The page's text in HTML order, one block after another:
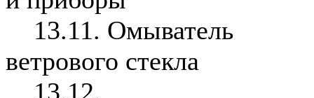
13.11. Омыватель
ветрового стекла
13.12.